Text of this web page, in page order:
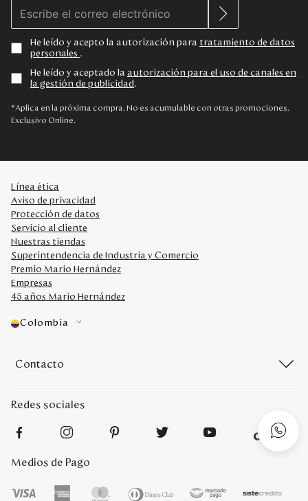
He leído y acepto la autorización para tratamiento de datos
personales .
He leído y aceptado la autorización para el uso de canales en
la gestión de publicidad .
*Aplica en la próxima compra. No es acumulable con otras promociones.
Exclusivo Online.
Línea ética
Aviso de privacidad
Protección de datos
Servicio al cliente
Nuestras tiendas
Superintendencia de Industria y Comercio
Premio Mario Hernández
Empresas
45 años Mario Hernández
Colombia
Contacto
Redes sociales
Medios de Pago